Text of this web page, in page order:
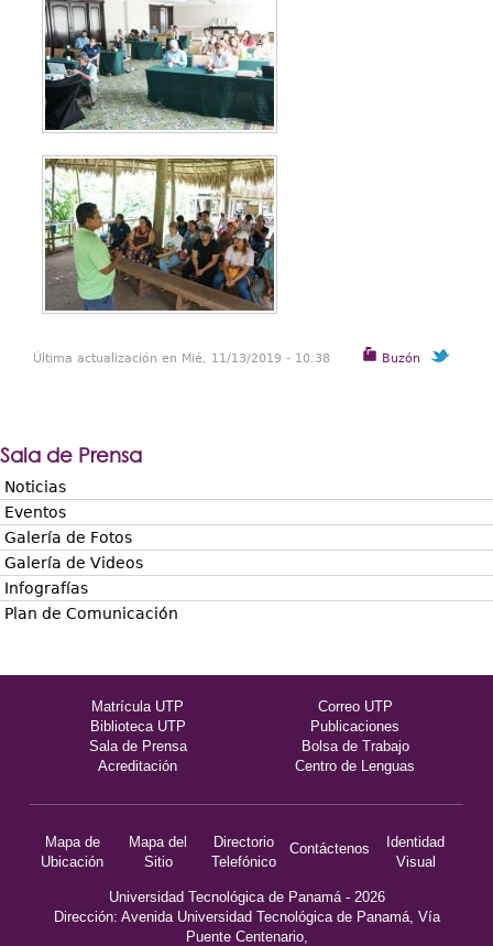
Buzón
Última actualización en Mié, 11/13/2019 - 10:38
Sala de Prensa
Noticias
Eventos
Galería de Fotos
Galería de Videos
Infografías
Plan de Comunicación
Matrícula UTP
Correo UTP
Biblioteca UTP
Publicaciones
Sala de Prensa
Bolsa de Trabajo
Acreditación
Centro de Lenguas
Mapa de
Ubicación
Mapa del
Sitio
Directorio
Telefónico
Contáctenos
Identidad
Visual
Universidad Tecnológica de Panamá - 2026
Dirección: Avenida Universidad Tecnológica de Panamá, Vía
Puente Centenario,